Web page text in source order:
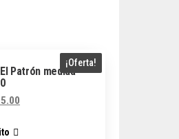
¡Oferta!
Patrón medida